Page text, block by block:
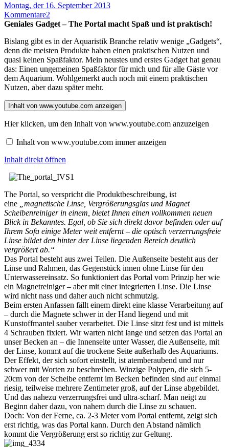
Montag, der 16. September 2013
Kommentare2
Geniales Gadget – The Portal macht Spaß und ist praktisch!
Bislang gibt es in der Aquaristik Branche relativ wenige „Gadgets“,
denn die meisten Produkte haben einen praktischen Nutzen und
quasi keinen Spaßfaktor. Mein neustes und erstes Gadget hat genau
das: Einen ungemeinen Spaßfaktor für mich und für alle Gäste vor
dem Aquarium. Wohlgemerkt auch noch mit einem praktischen
Nutzen, aber dazu später mehr.
Inhalt von www.youtube.com anzeigen
Hier klicken, um den Inhalt von www.youtube.com anzuzeigen
Inhalt von www.youtube.com immer anzeigen
Inhalt direkt öffnen
The Portal, so verspricht die Produktbeschreibung, ist
eine
„magnetische Linse, Vergrößerungsglas und Magnet
Scheibenreiniger in einem, bietet Ihnen einen vollkommen neuen
Blick in Bekanntes. Egal, ob Sie sich direkt davor befinden oder auf
Ihrem Sofa einige Meter weit entfernt – die optisch verzerrungsfreie
Linse bildet den hinter der Linse liegenden Bereich deutlich
vergrößert ab.“
Das Portal besteht aus zwei Teilen. Die Außenseite besteht aus der
Linse und Rahmen, das Gegenstück innen ohne Linse für den
Unterwassereinsatz. So funktioniert das Portal vom Prinzip her wie
ein Magnetreiniger – aber mit einer integrierten Linse. Die Linse
wird nicht nass und daher auch nicht schmutzig.
Beim ersten Anfassen fällt einem direkt eine klasse Verarbeitung auf
– durch die Magnete schwer in der Hand liegend und mit
Kunstoffmantel sauber verarbeitet. Die Linse sitzt fest und ist mittels
4 Schrauben fixiert. Wir warten nicht lange und setzen das Portal an
unser Becken an – die Innenseite unter Wasser, die Außenseite, mit
der Linse, kommt auf die trockene Seite außerhalb des Aquariums.
Der Effekt, der sich sofort einstellt, ist atemberaubend und nur
schwer mit Worten zu beschreiben. Winzige Polypen, die sich 5-
20cm von der Scheibe entfernt im Becken befinden sind auf einmal
riesig, teilweise mehrere Zentimeter groß, auf der Linse abgebildet.
Und das nahezu verzerrungsfrei und ultra-scharf. Man neigt zu
Beginn daher dazu, von nahem durch die Linse zu schauen.
Doch: Von der Ferne, ca. 2-3 Meter vom Portal entfernt, zeigt sich
erst richtig, was das Portal kann. Durch den Abstand nämlich
kommt die Vergrößerung erst so richtig zur Geltung.